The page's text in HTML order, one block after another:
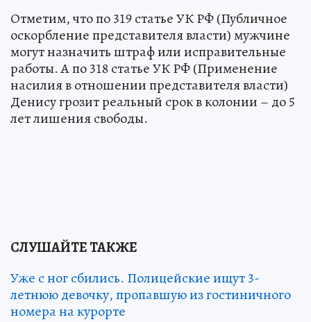
Отметим, что по 319 статье УК РФ (Публичное
оскорбление представителя власти) мужчине
могут назначить штраф или исправительные
работы. А по 318 статье УК РФ (Применение
насилия в отношении представителя власти)
Денису грозит реальный срок в колонии – до 5
лет лишения свободы.
СЛУШАЙТЕ ТАКЖЕ
Уже с ног сбились. Полицейские ищут 3-
летнюю девочку, пропавшую из гостиничного
номера на курорте